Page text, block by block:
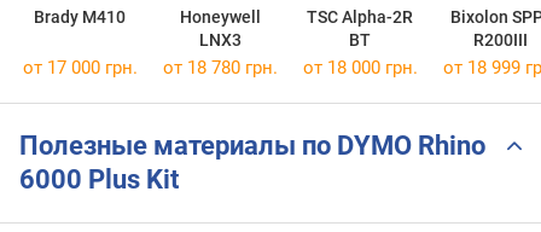
Brady M410
Honeywell
LNX3
TSC Alpha-2R
BT
Bixolon
R200III
от 17 000 грн. от 18 780 грн. от 18 000 грн. от 18 999
Полезные материалы по DYMO Rhino
6000 Plus Kit